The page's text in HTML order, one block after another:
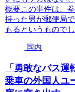
概要この事件は、
持った男が郵便局
もるというもので
国内
「勇敢なバス
乗車の外国人ユ